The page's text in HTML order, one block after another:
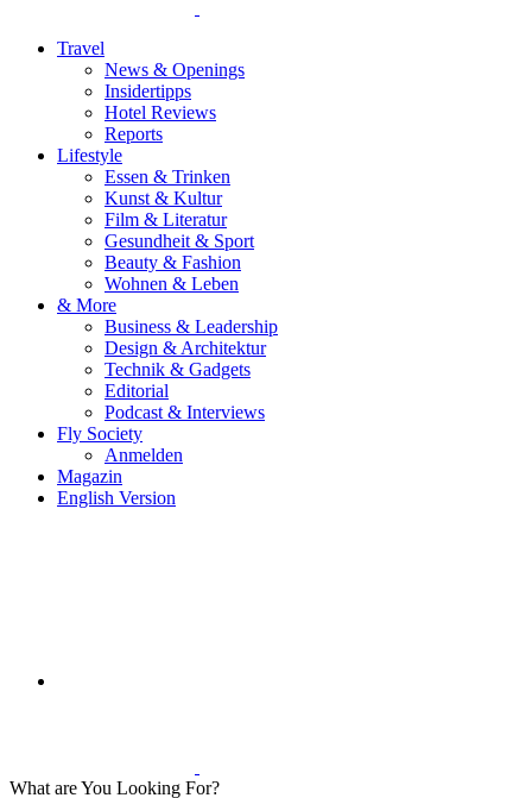
Travel
News & Openings
Insidertipps
Hotel Reviews
Reports
Lifestyle
Essen & Trinken
Kunst & Kultur
Film & Literatur
Gesundheit & Sport
Beauty & Fashion
Wohnen & Leben
& More
Business & Leadership
Design & Architektur
Technik & Gadgets
Editorial
Podcast & Interviews
Fly Society
Anmelden
Magazin
English Version
What are You Looking For?